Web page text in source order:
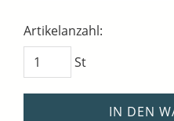
Artikelanzahl:
St
IN DEN